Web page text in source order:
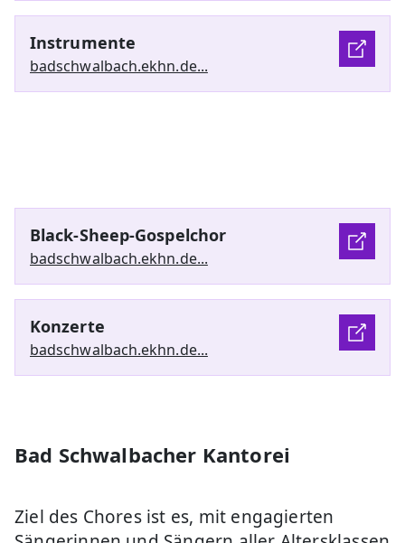
Instrumente
badschwalbach.ekhn.de...
Black-Sheep-Gospelchor
badschwalbach.ekhn.de...
Konzerte
badschwalbach.ekhn.de...
Bad Schwalbacher Kantorei
Ziel des Chores ist es, mit engagierten